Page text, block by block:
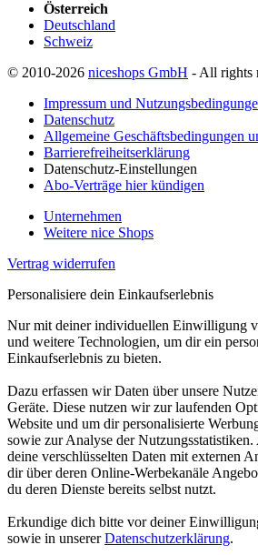
Österreich
Deutschland
Schweiz
© 2010-2026 niceshops GmbH - All rights
Impressum und
Datenschutz
Allgemeine Geschäftsbedingungen
Barrierefreiheitserklärung
Datenschutz-Einstellungen
Abo-Verträge hier kündigen
Unternehmen
Weitere nice Shops
Vertrag widerrufen
Personalisiere dein Einkaufserlebnis
Nur mit deiner individuellen Einwilligung
und weitere Technologien, um dir ein
Einkaufserlebnis zu bieten.
Dazu erfassen wir Daten über unsere
Geräte. Diese nutzen wir zur laufenden
Website und um dir personalisierte
sowie zur Analyse der
deine verschlüsselten Daten mit externen
dir über deren Online-Werbekanäle
du deren Dienste bereits selbst nutzt.
Erkundige dich bitte vor deiner
sowie in unsererDatenschutzerklärung.